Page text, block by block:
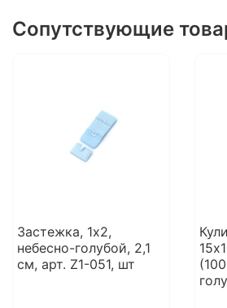
Сопутствующие
Застежка, 1х2,
небесно-голубой, 2,1
см, арт. Z1-051, шт